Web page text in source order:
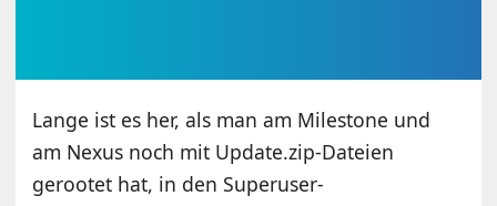
Lange ist es her, als man am Milestone und
am Nexus noch mit Update.zip-Dateien
gerootet hat, in den Superuser-